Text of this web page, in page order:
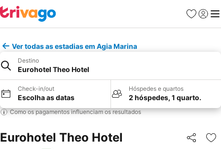
Favoritos
Iniciar
Ver todas as estadias em Agia Marina
Destino
Eurohotel Theo Hotel
Check-in/out
Escolha as datas
Hóspedes e quartos
2 hóspedes, 1 quarto.
Como os pagamentos influenciam os resultados
Eurohotel Theo Hotel Partilhar